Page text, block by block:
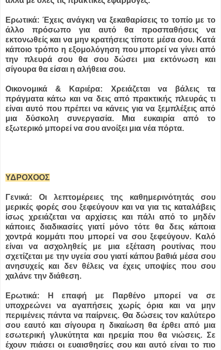
Ερωτικά: Έχεις ανάγκη να ξεκαθαρίσεις το τοπίο με το
άλλο πρόσωπο για αυτό θα προσπαθήσεις να
εκτονωθείς και να μην κρατήσεις τίποτε μέσα σου. Κατά
κάποιο τρόπο η εξομολόγηση που μπορεί να γίνει από
την πλευρά σου θα σου δώσει μια εκτόνωση και
σίγουρα θα είσαι η αλήθεια σου.
Οικονομικά & Καριέρα: Χρειάζεται να βάλεις τα
πράγματα κάτω και να δεις από πρακτικής πλευράς τι
είναι αυτό που πρέπει να κάνεις για να ξεμπλέξεις από
μια δύσκολη συνεργασία. Μια ευκαιρία από το
εξωτερικό μπορεί να σου ανοίξει μια νέα πόρτα.
ΥΔΡΟΧΟΟΣ
Γενικά: Οι λεπτομέρειες της καθημερινότητάς σου
μερικές φορές σου ξεφεύγουν και να για τις καταλάβεις
ίσως χρειάζεται να αρχίσεις και πάλι από το μηδέν
κάποιες διαδικασίες γιατί μόνο τότε θα δεις κάποια
χοντρά κομμάτι που μπορεί να σου ξεφεύγουν. Καλό
είναι να ασχοληθείς με μια εξέταση ρουτίνας που
σχετίζεται με την υγεία σου γιατί κάπου βαθιά μέσα σου
ανησυχείς και δεν θέλεις να έχεις υποψίες που σου
χαλάνε την διάθεση.
Ερωτικά: Η επαφή με Παρθένο μπορεί να σε
υποχρεώνει να αγαπήσεις χωρίς όρια και να μην
περιμένεις πάντα να παίρνεις. Θα δώσεις τον καλύτερο
σου εαυτό και σίγουρα η δικαίωση θα έρθει από μια
εσωτερική γλυκύτητα και ηρεμία που θα νιώσεις. Σε
έχουν πιάσει οι ευαισθησίες σου και αυτό είναι το πιο